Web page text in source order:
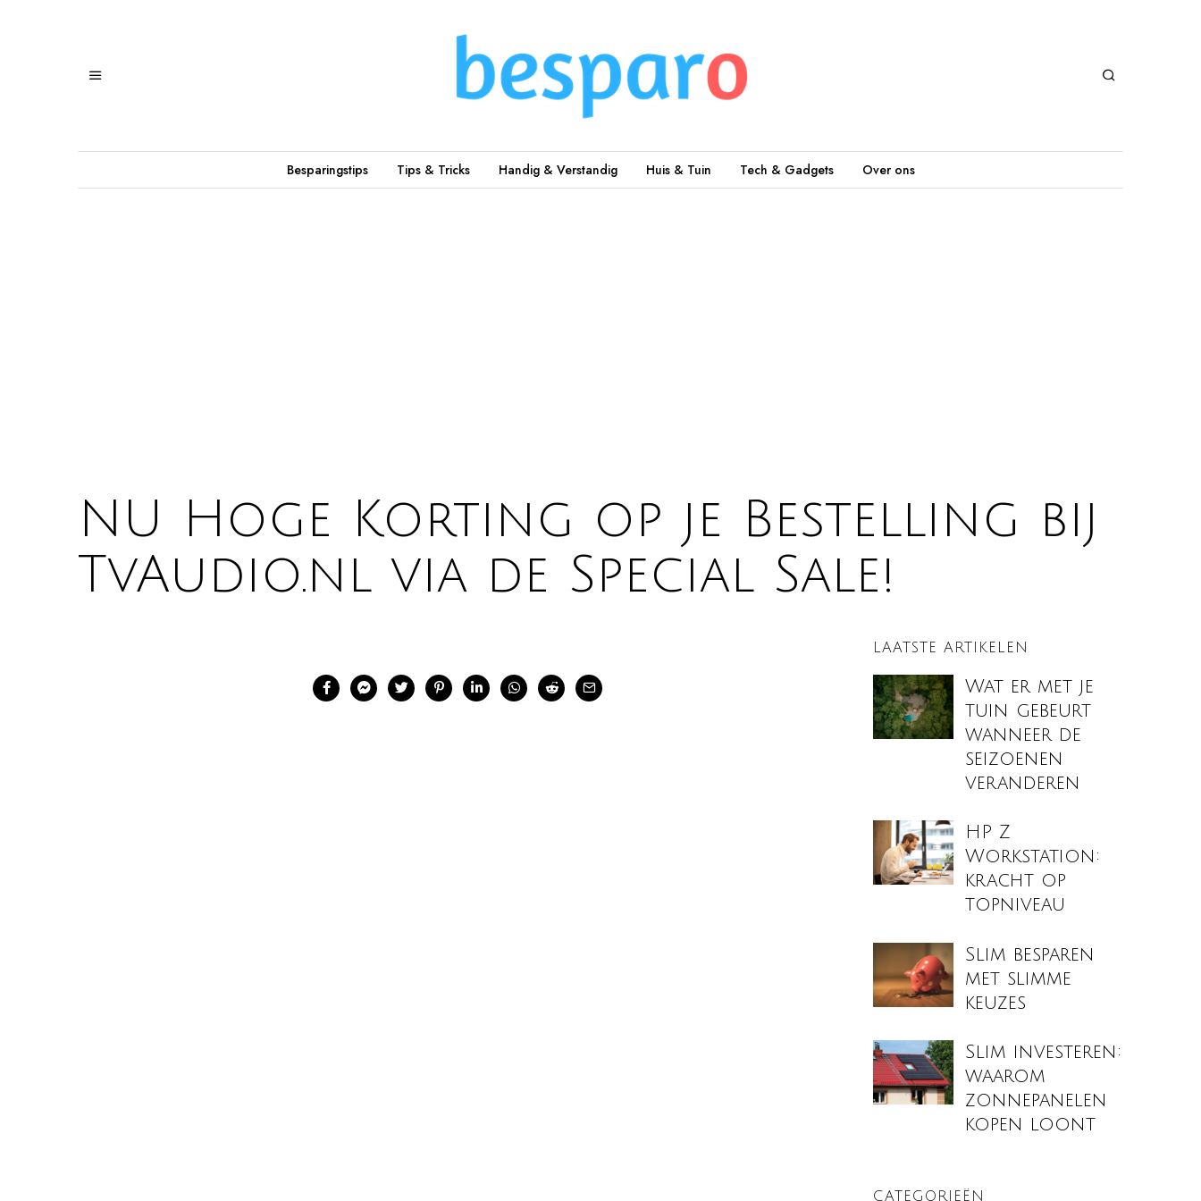
Besparingstips Tips & Tricks Handig & Verstandig Huis & Tuin Tech & Gadgets Over ons
NU Hoge Korting op je Bestelling bij
TvAudio.nl via de Special Sale!
LAATSTE ARTIKELEN
Wat er met je
tuin gebeurt
wanneer de
seizoenen
veranderen
HP Z
Workstation:
kracht op
topniveau
Slim besparen
met slimme
keuzes
Slim investeren:
waarom
zonnepanelen
kopen loont
CATEGORIEËN